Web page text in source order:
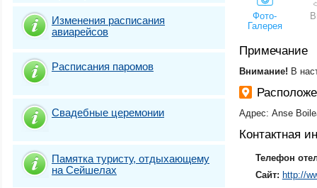
Изменения расписания
авиарейсов
Расписания паромов
Свадебные церемонии
Памятка туристу, отдыхающему
на Сейшелах
Фото-
Галерея
Примечание
​Внимание! В
Адрес: Anse
Контактная
Телефон
Сайт: http://